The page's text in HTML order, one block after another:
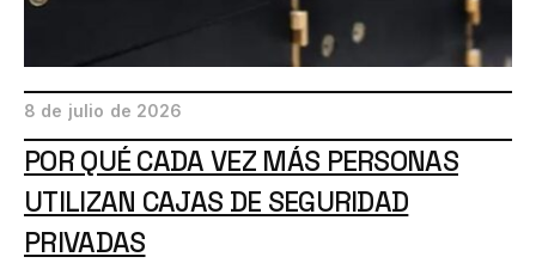
8 de julio de 2026
POR QUÉ CADA VEZ MÁS PERSONAS
UTILIZAN CAJAS DE SEGURIDAD
PRIVADAS